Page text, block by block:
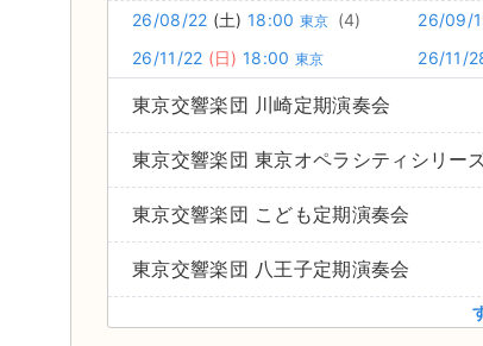
26/08/22 (土) 18:00 東京 (4) 26/09/
26/11/22 (日) 18:00 東京 26/11/
東京交響楽団 川崎定期演奏会
東京交響楽団 東京オペラシティシリー
東京交響楽団 こども定期演奏会
東京交響楽団 八王子定期演奏会